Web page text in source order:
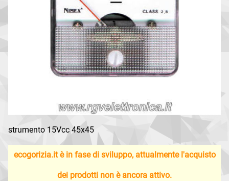
strumento 15Vcc 45x45
ecogorizia.it è in fase di sviluppo, attualmente l'acquisto
dei prodotti non è ancora attivo.